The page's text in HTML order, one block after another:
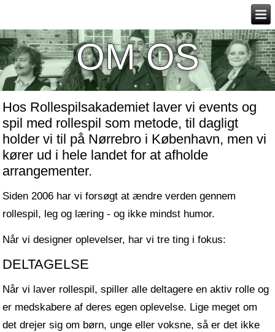
OM OS
Hos Rollespilsakademiet laver vi events og
spil med rollespil som metode, til dagligt
holder vi til på Nørrebro i København, men vi
kører ud i hele landet for at afholde
arrangementer.
Siden 2006 har vi forsøgt at ændre verden gennem
rollespil, leg og læring - og ikke mindst humor.
Når vi designer oplevelser, har vi tre ting i fokus:
DELTAGELSE
Når vi laver rollespil, spiller alle deltagere en aktiv rolle og
er medskabere af deres egen oplevelse. Lige meget om
det drejer sig om børn, unge eller voksne, så er det ikke